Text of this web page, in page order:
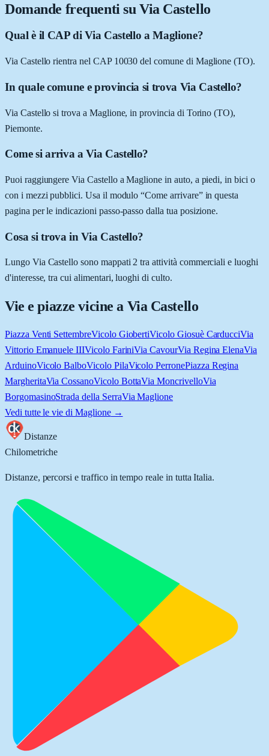
Domande frequenti su Via Castello
Qual è il CAP di Via Castello a Maglione?
Via Castello rientra nel CAP 10030 del comune di Maglione (TO).
In quale comune e provincia si trova Via Castello?
Via Castello si trova a Maglione, in provincia di Torino (TO),
Piemonte.
Come si arriva a Via Castello?
Puoi raggiungere Via Castello a Maglione in auto, a piedi, in bici o
con i mezzi pubblici. Usa il modulo “Come arrivare” in questa
pagina per le indicazioni passo-passo dalla tua posizione.
Cosa si trova in Via Castello?
Lungo Via Castello sono mappati 2 tra attività commerciali e luoghi
d'interesse, tra cui alimentari, luoghi di culto.
Vie e piazze vicine a Via Castello
Piazza Venti SettembreVicolo GiobertiVicolo Giosuè CarducciVia
Vittorio Emanuele IIIVicolo FariniVia CavourVia Regina ElenaVia
ArduinoVicolo BalboVicolo PilaVicolo PerronePiazza Regina
MargheritaVia CossanoVicolo BottaVia MoncrivelloVia
BorgomasinoStrada della SerraVia Maglione
Vedi tutte le vie di Maglione→
Distanze
Chilometriche
Distanze, percorsi e traffico in tempo reale in tutta Italia.